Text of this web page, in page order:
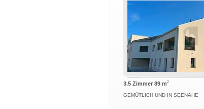
3.5 Zimmer 89 m2
GEMÜTLICH UND IN SEENÄHE